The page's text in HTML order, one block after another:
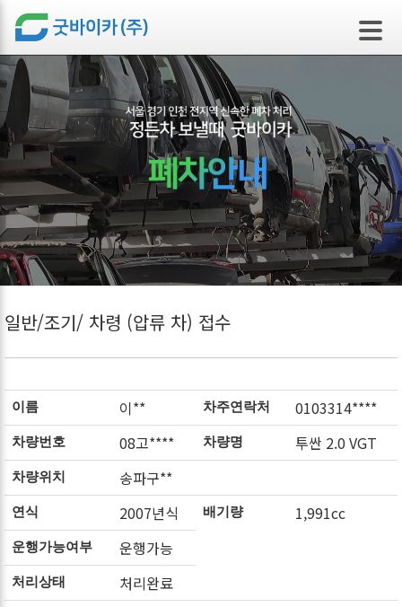
본문 바로가기
일반/조기/ 차령 (압류 차) 접수
이름 이** 차주연락처 0103314****
차량번호 08고**** 차량명 투싼 2.0 VGT
차량위치 송파구**
연식 2007년식 배기량 1,991cc
운행가능여부 운행가능
처리상태 처리완료